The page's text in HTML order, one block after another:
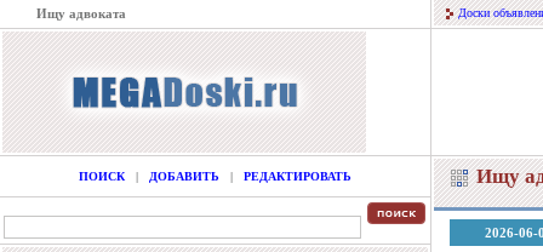
Ищу адвоката Доски
ПОИСК | ДОБАВИТЬ | РЕДАКТИРОВАТЬ Ищу
2026-06-